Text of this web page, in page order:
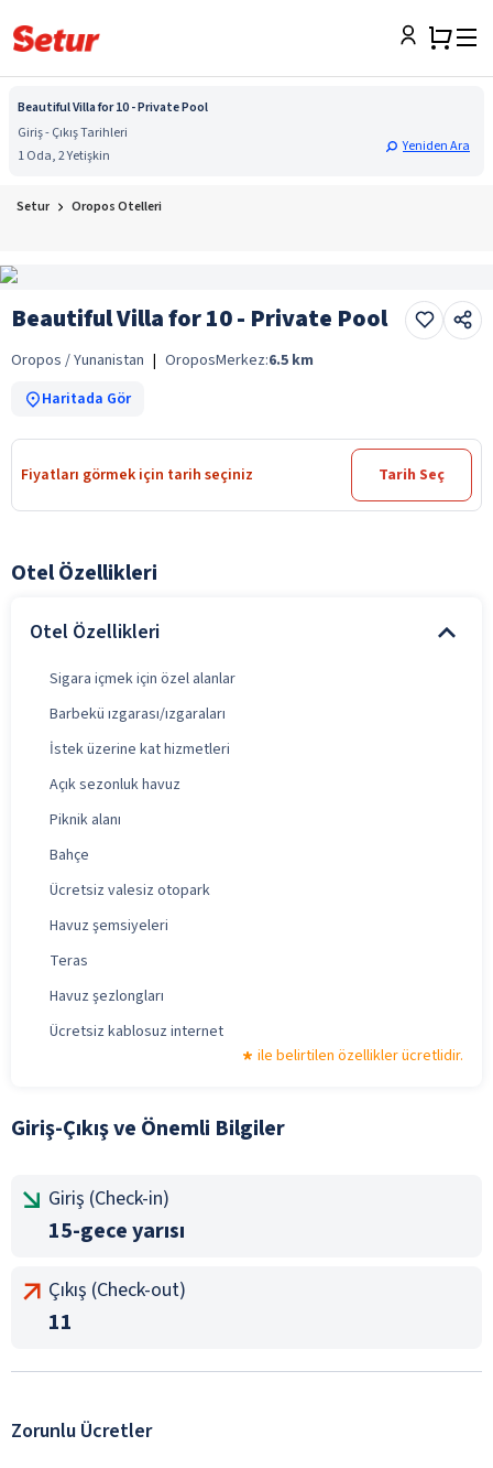
Beautiful Villa for 10 - Private Pool
Giriş - Çıkış Tarihleri
1 Oda, 2 Yetişkin
Yeniden Ara
Setur Oropos Otelleri
Beautiful Villa for 10 - Private Pool
Oropos / Yunanistan | OroposMerkez:6.5 km
Haritada Gör
Fiyatları görmek için tarih seçiniz Tarih Seç
Otel Özellikleri
Otel Özellikleri
Sigara içmek için özel alanlar
Barbekü ızgarası/ızgaraları
İstek üzerine kat hizmetleri
Açık sezonluk havuz
Piknik alanı
Bahçe
Ücretsiz valesiz otopark
Havuz şemsiyeleri
Teras
Havuz şezlongları
Ücretsiz kablosuz internet
ile belirtilen özellikler ücretlidir.
Giriş-Çıkış ve Önemli Bilgiler
Giriş (Check-in)
15-gece yarısı
Çıkış (Check-out)
11
Zorunlu Ücretler